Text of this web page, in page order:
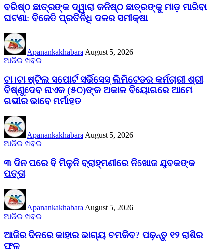
ବରିଷ୍ଠ ଛାତ୍ରଙ୍କ ଦ୍ୱାରା କନିଷ୍ଠ ଛାତ୍ରଙ୍କୁ ମାଡ଼ ମାରିବା
ଘଟଣା: ବିଜେଡି ପ୍ରତିନିଧି ଦଳର ସମୀକ୍ଷା
Apanankakhabara August 5, 2026
ଆଜିର ଖବର
ଟା।ଟା ଷ୍ଟିଲ ସପୋର୍ଟ ସର୍ଭିସେସ୍ ଲିମିଟେଡର କର୍ମଚାରୀ ଶ୍ରୀ
ବିଷ୍ଣୁଦେବ ନାଏକ (୫୦)ଙ୍କ ଅକାଳ ବିୟୋଗରେ ଆମେ
ଗଭୀର ଭାବେ ମର୍ମାହତ
Apanankakhabara August 5, 2026
ଆଜିର ଖବର
୩ ଦିନ ପରେ ବି ମିଳୁନି ବ୍ରାହ୍ମଣୀରେ ନିଖୋଜ ଯୁବକଙ୍କ
ପତ୍ତା
Apanankakhabara August 5, 2026
ଆଜିର ଖବର
ଆଜିର ଦିନରେ କାହାର ଭାଗ୍ୟ ଚମକିବ? ପଢ଼ନ୍ତୁ ୧୨ ରାଶିର
ଫଳ